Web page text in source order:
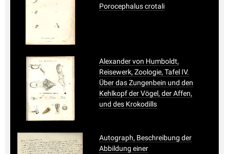
Porocephalus crotali
Alexander von Humboldt,
Reisewerk, Zoologie, Tafel IV.
Über das Zungenbein und den
Kehlkopf der Vögel, der Affen,
und des Krokodills
Autograph, Beschreibung der
Abbildung einer